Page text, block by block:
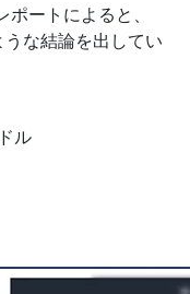
ートによると、
な結論を出してい
ル